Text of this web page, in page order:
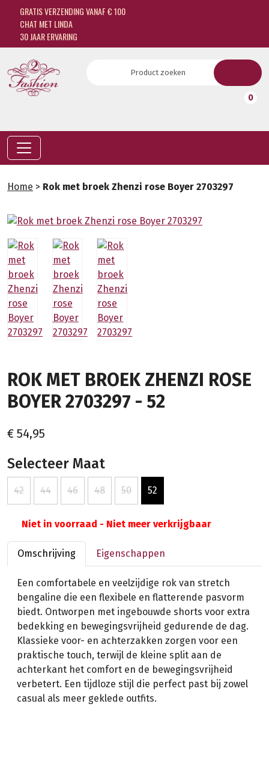
GRATIS VERZENDING VANAF € 100
CHAT MET LINDA
30 JAAR ERVARING
0
Home > Rok met broek Zhenzi rose Boyer 2703297
ROK MET BROEK ZHENZI ROSE
BOYER 2703297 - 52
€ 54,95
Selecteer Maat
42 44 46 48 50 52
Niet in voorraad - Niet meer verkrijgbaar
Omschrijving Eigenschappen
Een comfortabele en veelzijdige rok van stretch
bengaline die een flexibele en flatterende pasvorm
biedt. Ontworpen met ingebouwde shorts voor extra
bedekking en bewegingsvrijheid gedurende de dag.
Klassieke voor- en achterzakken zorgen voor een
praktische touch, terwijl de kleine split aan de
achterkant het comfort en de bewegingsvrijheid
verbetert. Een tijdloze stijl die perfect past bij zowel
casual als meer geklede outfits.